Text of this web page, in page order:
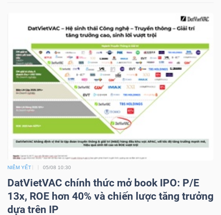
NIÊM YẾT 05/08 10:30
DatVietVAC chính thức mở book IPO: P/E
13x, ROE hơn 40% và chiến lược tăng trưởng
dựa trên IP
LIỆU
CÔNG
NGHIỆP
TIÊU
DÙNG
KHÔNG
THIẾT